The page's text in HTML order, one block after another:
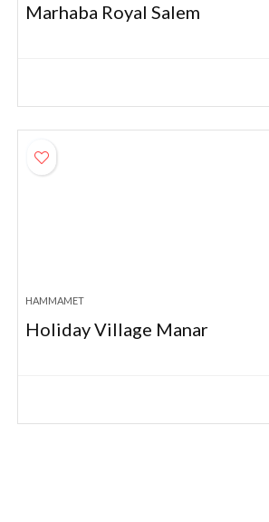
Marhaba Royal Salem
HAMMAMET
Holiday Village Manar